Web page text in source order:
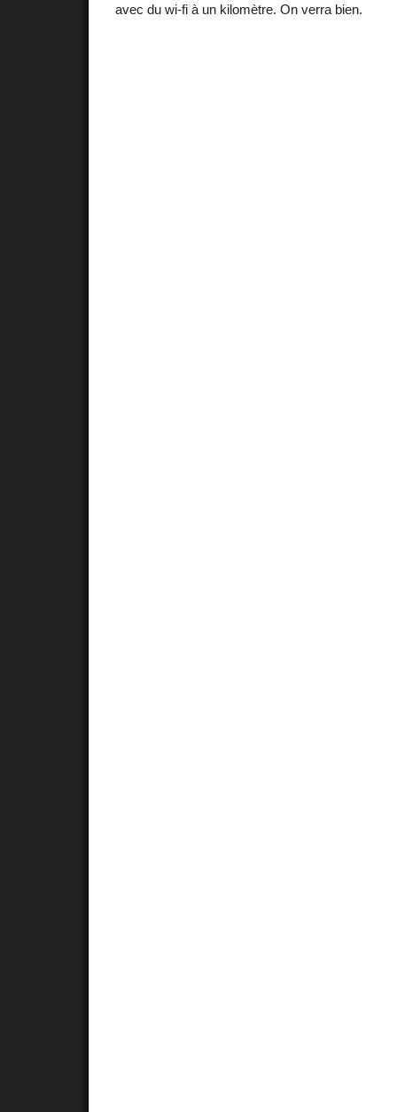
avec du wi-fi à un kilomètre. On verra bien.